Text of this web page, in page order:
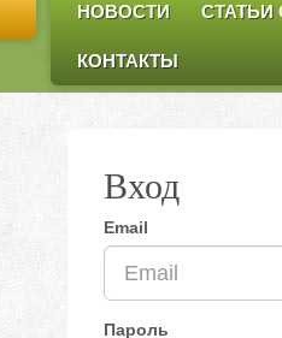
НОВОСТИ СТАТЬИ
КОНТАКТЫ
Вход
Email
Пароль